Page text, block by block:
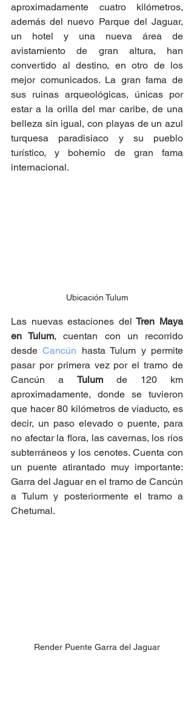
aproximadamente cuatro kilómetros,
además del nuevo Parque del Jaguar,
un hotel y una nueva área de
avistamiento de gran altura, han
convertido al destino, en otro de los
mejor comunicados. La gran fama de
sus ruinas arqueológicas, únicas por
estar a la orilla del mar caribe, de una
belleza sin igual, con playas de un azul
turquesa paradisiaco y su pueblo
turístico, y bohemio de gran fama
internacional.
Ubicación Tulum
Las nuevas estaciones del Tren Maya
en Tulum, cuentan con un recorrido
desde Cancún hasta Tulum y permite
pasar por primera vez por el tramo de
Cancún a Tulum de 120 km
aproximadamente, donde se tuvieron
que hacer 80 kilómetros de viaducto, es
decir, un paso elevado o puente, para
no afectar la flora, las cavernas, los ríos
subterráneos y los cenotes. Cuenta con
un puente atirantado muy importante:
Garra del Jaguar en el tramo de Cancún
a Tulum y posteriormente el tramo a
Chetumal.
Render Puente Garra del Jaguar